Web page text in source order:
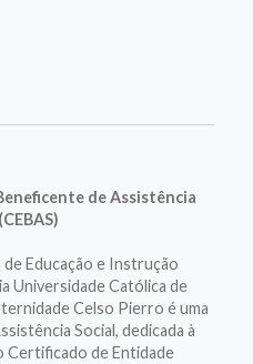
de Assistência
Educação e Instrução
Universidade Católica de
Celso Pierro é uma
Social, dedicada à
Certificado de Entidade